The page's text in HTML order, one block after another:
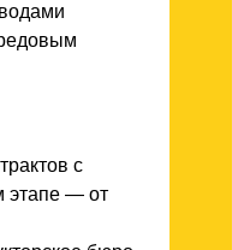
с
этапе — от